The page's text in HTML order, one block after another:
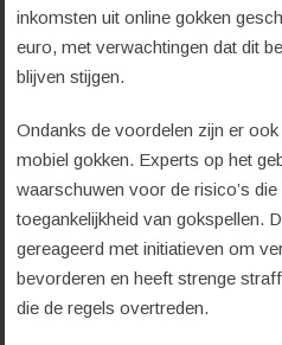
inkomsten uit online gokken
euro, met verwachtingen dat dit
blijven stijgen.
Ondanks de voordelen zijn er
mobiel gokken. Experts op het
waarschuwen voor de risico’s
toegankelijkheid van gokspellen.
gereageerd met initiatieven om
bevorderen en heeft strenge
die de regels overtreden.